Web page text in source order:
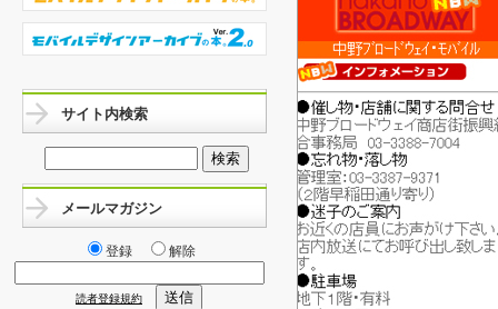
サイト内検索
メールマガジン
登録 解除
読者登録規約